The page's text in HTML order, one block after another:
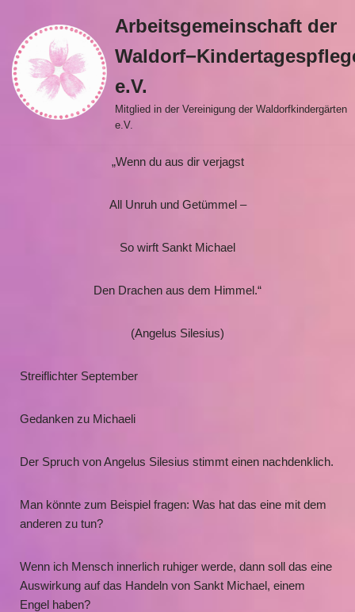
Zum
Inhalt
springen
Arbeitsgemeinschaft der
e.V.
Mitglied in der Vereinigung der Waldorfkindergärten
e.V.
„Wenn du aus dir verjagst
All Unruh und Getümmel –
So wirft Sankt Michael
Den Drachen aus dem Himmel.“
(Angelus Silesius)
Streiflichter September
Gedanken zu Michaeli
Der Spruch von Angelus Silesius stimmt einen nachdenklich.
Man könnte zum Beispiel fragen: Was hat das eine mit dem
anderen zu tun?
Wenn ich Mensch innerlich ruhiger werde, dann soll das eine
Auswirkung auf das Handeln von Sankt Michael, einem
Engel haben?